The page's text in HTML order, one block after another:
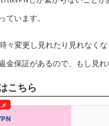
ています。
々変更し見れたり見れなく
金保証があるので、もし見れ
こちら